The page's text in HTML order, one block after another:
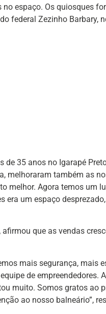
espaço. Os quiosques
federal Zezinho Barbary,
de 35 anos no Igarapé
melhoraram também as
melhor. Agora temos um
era um espaço
que as vendas
mais segurança, mais
de empreendedores.
muito. Somos gratos ao
ao nosso balneário”,